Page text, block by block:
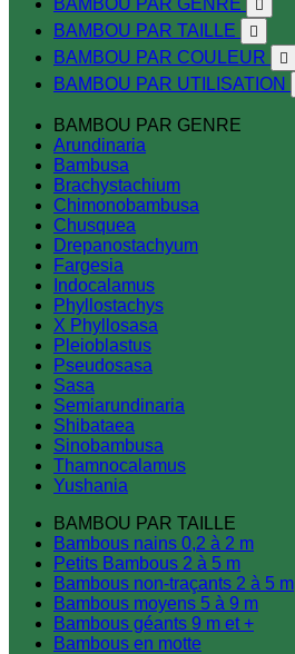
BAMBOU PAR GENRE

BAMBOU PAR TAILLE 
BAMBOU PAR COULEUR 
BAMBOU PAR UTILISATION
BAMBOU PAR GENRE
Arundinaria
Bambusa
Brachystachium
Chimonobambusa
Chusquea
Drepanostachyum
Fargesia
Indocalamus
Phyllostachys
X Phyllosasa
Pleioblastus
Pseudosasa
Sasa
Semiarundinaria
Shibataea
Sinobambusa
Thamnocalamus
Yushania
BAMBOU PAR TAILLE
Bambous nains 0,2 à 2 m
Petits Bambous 2 à 5 m
Bambous non-traçants 2 à 5 m
Bambous moyens 5 à 9 m
Bambous géants 9 m et +
Bambous en motte